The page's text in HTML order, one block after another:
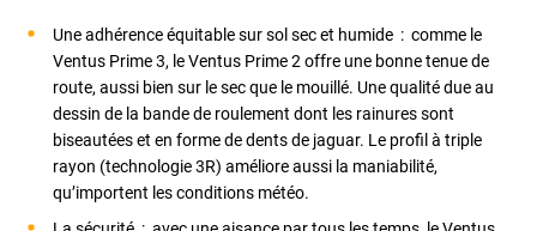
Une adhérence équitable sur sol sec et humide : comme le
Ventus Prime 3, le Ventus Prime 2 offre une bonne tenue de
route, aussi bien sur le sec que le mouillé. Une qualité due au
dessin de la bande de roulement dont les rainures sont
biseautées et en forme de dents de jaguar. Le profil à triple
rayon (technologie 3R) améliore aussi la maniabilité,
qu’importent les conditions météo.